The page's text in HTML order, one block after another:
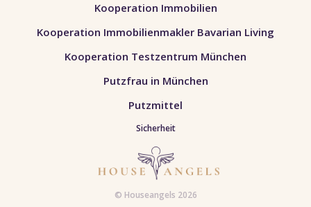
Kooperation Immobilien
Kooperation Immobilienmakler Bavarian Living
Kooperation Testzentrum München
Putzfrau in München
Putzmittel
Sicherheit
© Houseangels 2026